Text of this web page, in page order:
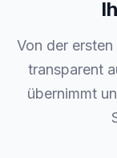
Von der
transparent
übernimmt